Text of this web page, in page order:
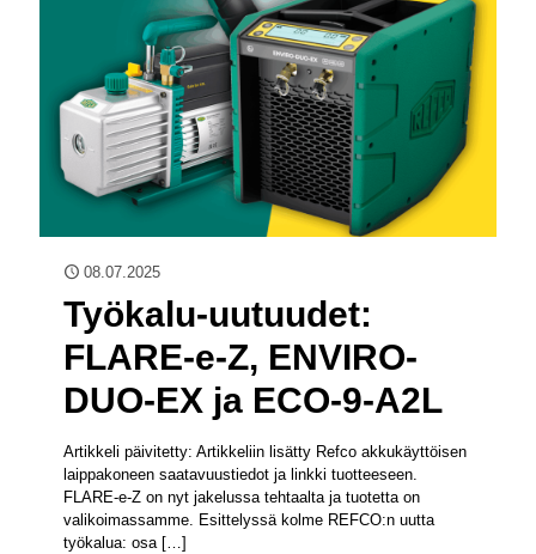
08.07.2025
Työkalu-uutuudet:
FLARE-e-Z, ENVIRO-
DUO-EX ja ECO-9-A2L
Artikkeli päivitetty: Artikkeliin lisätty Refco akkukäyttöisen
laippakoneen saatavuustiedot ja linkki tuotteeseen.
FLARE-e-Z on nyt jakelussa tehtaalta ja tuotetta on
valikoimassamme. Esittelyssä kolme REFCO:n uutta
työkalua: osa […]